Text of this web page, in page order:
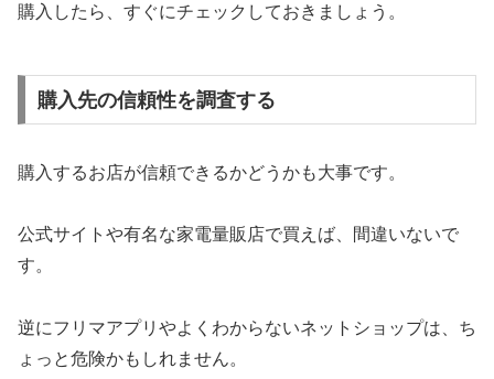
購入したら、すぐにチェックしておきましょう。
購入先の信頼性を調査する
購入するお店が信頼できるかどうかも大事です。
公式サイトや有名な家電量販店で買えば、間違いないで
す。
逆にフリマアプリやよくわからないネットショップは、ち
ょっと危険かもしれません。